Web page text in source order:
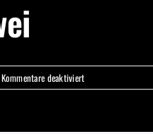
Kommentare deaktiviertfür
mhochzwei